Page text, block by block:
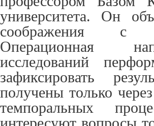
университета. Он
соображения с
Операционная
исследований
зафиксировать
получены только
темпоральных